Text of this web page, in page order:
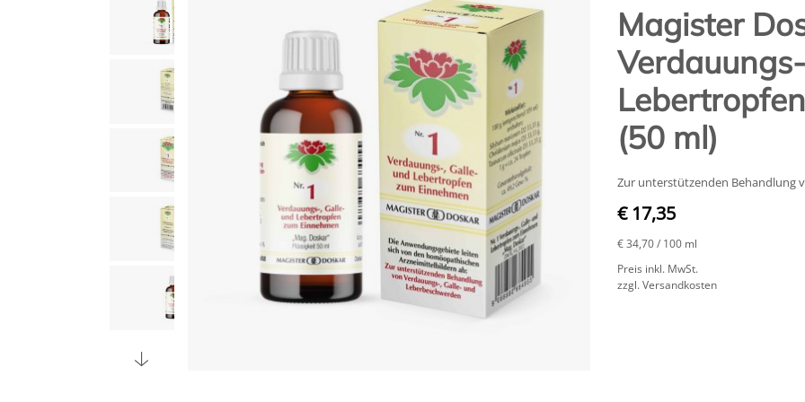
Magister
(50 ml)
Zur unterstützenden Behandlung
€ 17,35
€ 34,70/ 100 ml
Preis inkl. MwSt.
zzgl. Versandkosten